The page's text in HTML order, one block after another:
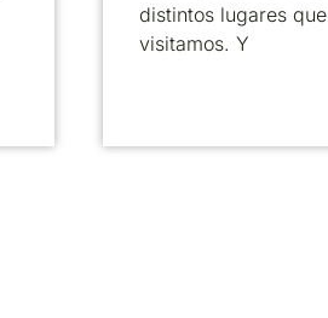
distintos lugares que
visitamos. Y